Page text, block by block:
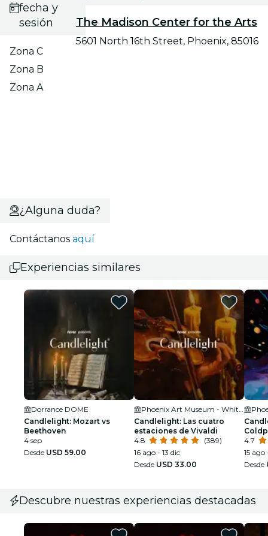
fecha y
sesión
Zona C
Zona B
Zona A
The Madison Center for the Arts
5601 North 16th Street, Phoenix, 85016
¿Alguna duda?
Contáctanos aquí
Experiencias similares
Dorrance DOME
Candlelight: Mozart vs
Beethoven
4 sep
Desde USD 59.00
Candlelight: Las cuatro
estaciones de Vivaldi
4.8
(389)
16 ago - 13 dic
Desde USD 33.00
4.7
15 ago
Desde
Descubre nuestras experiencias destacadas